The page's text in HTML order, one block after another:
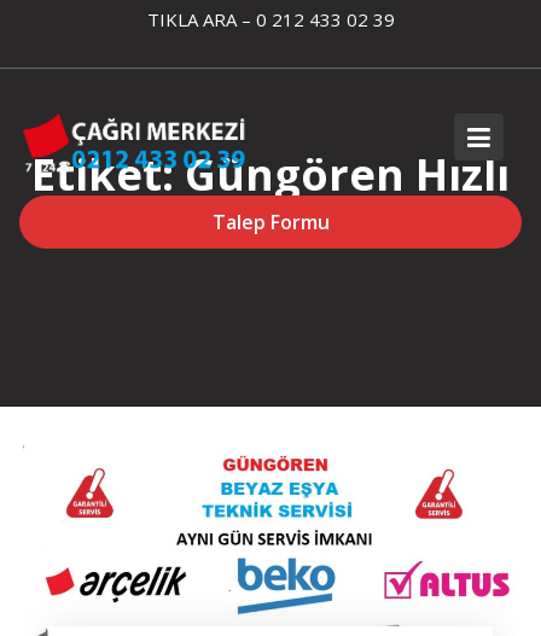
content
TIKLA ARA – 0 212 433 02 39
Talep Formu
Etiket:Güngören Hızlı
Arçelik Servisi